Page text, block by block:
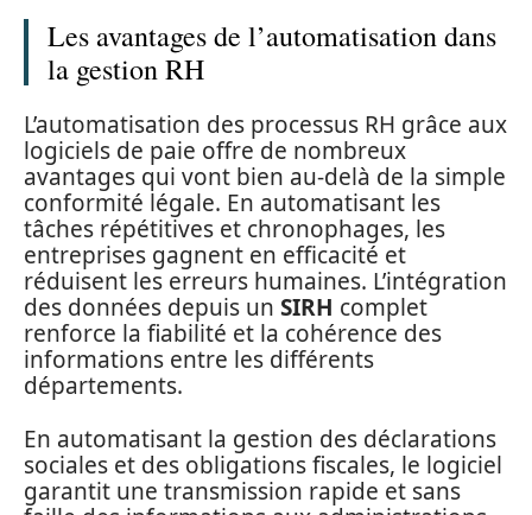
Les avantages de l’automatisation dans
la gestion RH
L’automatisation des processus RH grâce aux
logiciels de paie offre de nombreux
avantages qui vont bien au-delà de la simple
conformité légale. En automatisant les
tâches répétitives et chronophages, les
entreprises gagnent en efficacité et
réduisent les erreurs humaines. L’intégration
des données depuis un SIRH complet
renforce la fiabilité et la cohérence des
informations entre les différents
départements.
En automatisant la gestion des déclarations
sociales et des obligations fiscales, le logiciel
garantit une transmission rapide et sans